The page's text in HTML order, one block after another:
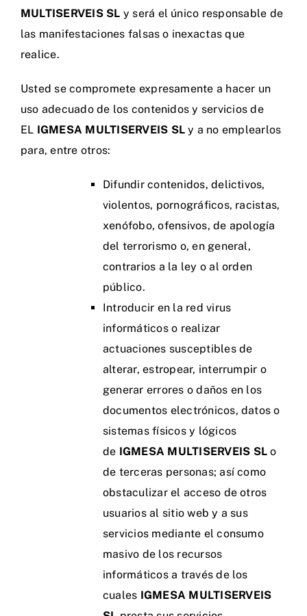
MULTISERVEIS SL y será el único responsable de
las manifestaciones falsas o inexactas que
realice.
Usted se compromete expresamente a hacer un
uso adecuado de los contenidos y servicios de
EL IGMESA MULTISERVEIS SL y a no emplearlos
para, entre otros:
Difundir contenidos, delictivos,
violentos, pornográficos, racistas,
xenófobo, ofensivos, de apología
del terrorismo o, en general,
contrarios a la ley o al orden
público.
Introducir en la red virus
informáticos o realizar
actuaciones susceptibles de
alterar, estropear, interrumpir o
generar errores o daños en los
documentos electrónicos, datos o
sistemas físicos y lógicos
de IGMESA MULTISERVEIS SL o
de terceras personas; así como
obstaculizar el acceso de otros
usuarios al sitio web y a sus
servicios mediante el consumo
masivo de los recursos
informáticos a través de los
cuales IGMESA MULTISERVEIS